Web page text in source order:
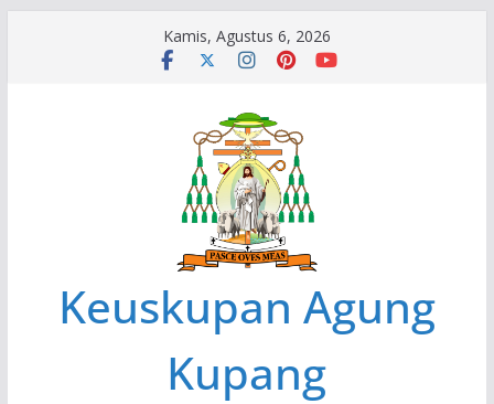
Kamis, Agustus 6, 2026
Keuskupan Agung
Kupang